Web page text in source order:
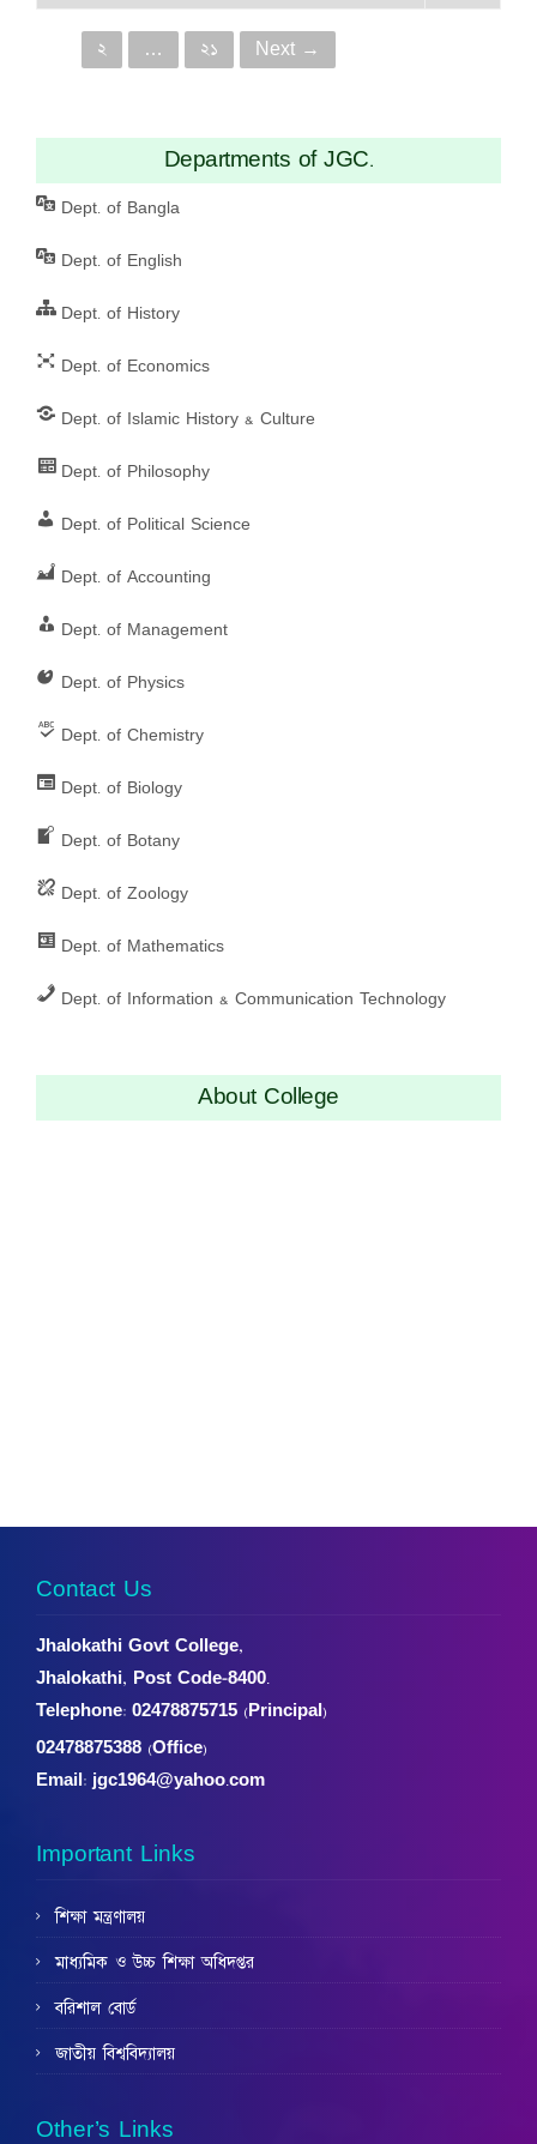
s
t
s
n
i
g
a
t
i
o
২ … ২১ Next →
Departments of JGC.
Dept. of Bangla
Dept. of English
Dept. of History
Dept. of Economics
Dept. of Islamic History & Culture
Dept. of Philosophy
Dept. of Political Science
Dept. of Accounting
Dept. of Management
Dept. of Physics
Dept. of Chemistry
Dept. of Biology
Dept. of Botany
Dept. of Zoology
Dept. of Mathematics
Dept. of Information & Communication Technology
About College
Contact Us
Jhalokathi Govt College,
Jhalokathi, Post Code-8400.
Telephone: 02478875715 (Principal)
02478875388 (Office)
Email: jgc1964@yahoo.com
Important Links
শিক্ষা মন্ত্রণালয়
মাধ্যমিক ও উচ্চ শিক্ষা অধিদপ্তর
বরিশাল বোর্ড
জাতীয় বিশ্ববিদ্যালয়
Other’s Links